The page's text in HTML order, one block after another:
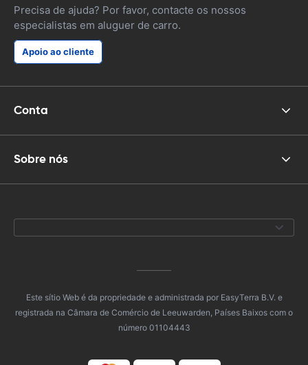
Precisa de ajuda? Por favor, contacte os nossos
especialistas em aluguer de carro.
Apoio ao cliente
Conta
Sobre nós
Este sítio Web é da propriedade e administrada por EasyTerra B.V. e
registrada na Câmara de Comércio de Leeuwarden, Países Baixos com o
número 01104443